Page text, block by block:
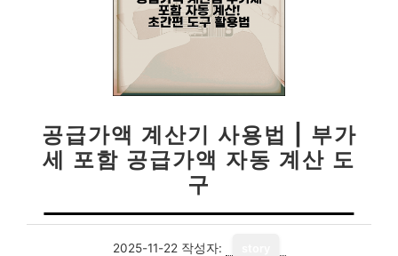
공급가액 계산기 사용법 | 부가
세 포함 공급가액 자동 계산 도
구
2025-11-22 작성자: